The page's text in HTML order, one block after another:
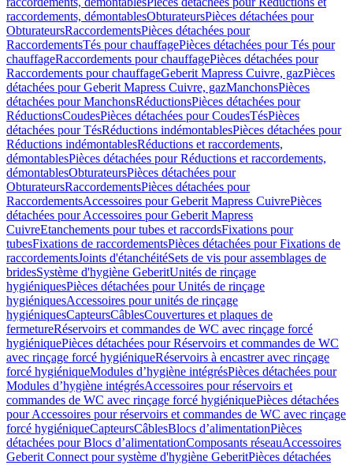
raccordements, démontablesObturateursPièces détachées pour
ObturateursRaccordementsPièces détachées pour
RaccordementsTés pour chauffagePièces détachées pour Tés pour
chauffageRaccordements pour chauffagePièces détachées pour
Raccordements pour chauffageGeberit Mapress Cuivre, gazPièces
détachées pour Geberit Mapress Cuivre, gazManchonsPièces
détachées pour ManchonsRéductionsPièces détachées pour
RéductionsCoudesPièces détachées pour CoudesTésPièces
détachées pour TésRéductions indémontablesPièces détachées pour
Réductions indémontablesRéductions et raccordements,
démontablesPièces détachées pour Réductions et raccordements,
démontablesObturateursPièces détachées pour
ObturateursRaccordementsPièces détachées pour
RaccordementsAccessoires pour Geberit Mapress CuivrePièces
détachées pour Accessoires pour Geberit Mapress
CuivreEtanchements pour tubes et raccordsFixations pour
tubesFixations de raccordementsPièces détachées pour Fixations de
raccordementsJoints d'étanchéitéSets de vis pour assemblages de
bridesSystème d'hygiène GeberitUnités de rinçage
hygiéniquesPièces détachées pour Unités de rinçage
hygiéniquesAccessoires pour unités de rinçage
hygiéniquesCapteursCâblesCouvertures et plaques de
fermetureRéservoirs et commandes de WC avec rinçage forcé
hygiéniquePièces détachées pour Réservoirs et commandes de WC
avec rinçage forcé hygiéniqueRéservoirs à encastrer avec rinçage
forcé hygiéniqueModules d’hygiène intégrésPièces détachées pour
Modules d’hygiène intégrésAccessoires pour réservoirs et
commandes de WC avec rinçage forcé hygiéniquePièces détachées
pour Accessoires pour réservoirs et commandes de WC avec rinçage
forcé hygiéniqueCapteursCâblesBlocs d’alimentationPièces
détachées pour Blocs d’alimentationComposants réseauAccessoires
Geberit Connect pour système d'hygiène GeberitPièces détachées